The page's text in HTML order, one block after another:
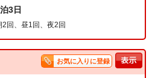
3日
2回、昼1回、夜2回
お気に入りに登録